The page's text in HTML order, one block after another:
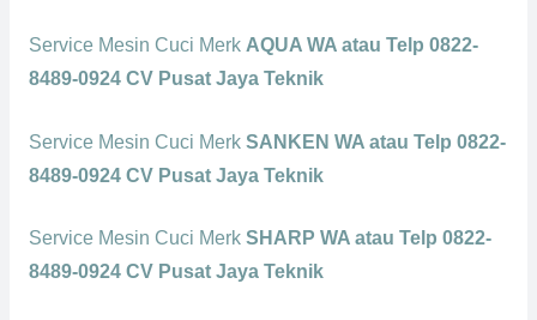
Service Mesin Cuci Merk AQUA WA atau Telp 0822-
8489-0924 CV Pusat Jaya Teknik
Service Mesin Cuci Merk SANKEN WA atau Telp 0822-
8489-0924 CV Pusat Jaya Teknik
Service Mesin Cuci Merk SHARP WA atau Telp 0822-
8489-0924 CV Pusat Jaya Teknik